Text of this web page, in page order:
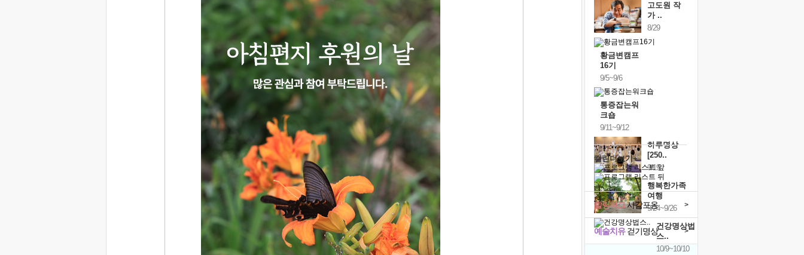
고도원 작
가 ..
8/29
황금변캠프
16기
9/5~9/6
통증잡는워
크숍
9/11~9/12
하루명상
[250..
9/19
행복한가족
여행
9/24~9/26
건강명상법
스..
10/9~10/10
캘린더보기+
예술치유걷기명상 >
힐링허그사감포옹 >